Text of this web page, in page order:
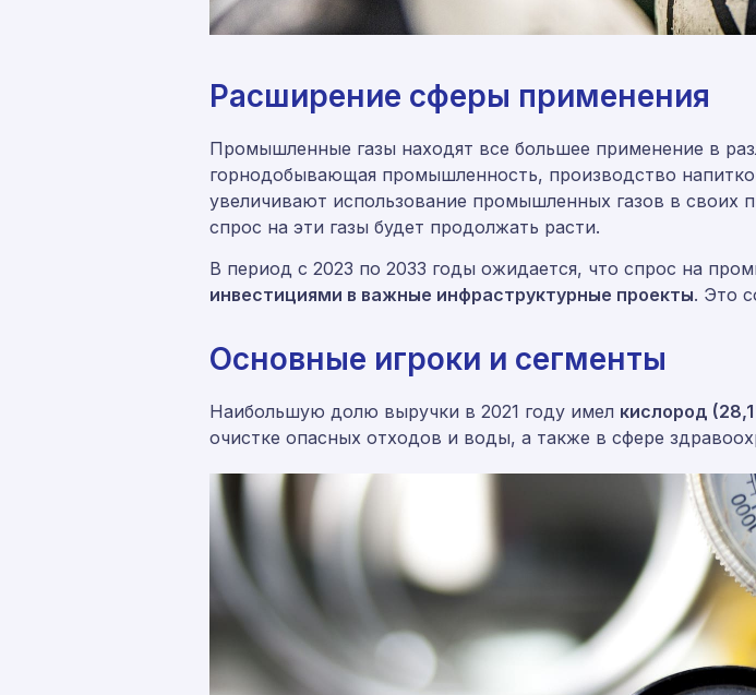
Расширение сферы применения
Промышленные газы находят все большее применение в
горнодобывающая промышленность, производство
увеличивают использование промышленных газов в своих
спрос на эти газы будет продолжать расти.
В период с 2023 по 2033 годы ожидается, что спрос на
инвестициями в важные инфраструктурные проекты. Это
Основные игроки и сегменты
Наибольшую долю выручки в 2021 году имел кислород
очистке опасных отходов и воды, а также в сфере